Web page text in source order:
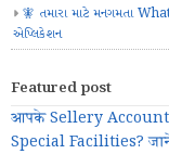
🧚 તમારા માટે મનગમતા
એપ્લિકેશન
Featured post
आपके Sellery Account
Special Facilities?